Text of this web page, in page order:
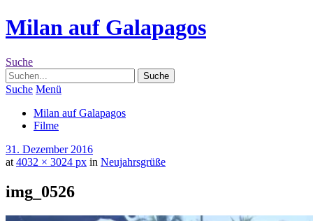
Milan auf Galapagos
Suche
Suche Menü
Milan auf Galapagos
Filme
31. Dezember 2016
at 4032 × 3024 px in Neujahrsgrüße
img_0526